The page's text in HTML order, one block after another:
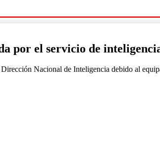
por el servicio de
Nacional de Inteligencia debido al